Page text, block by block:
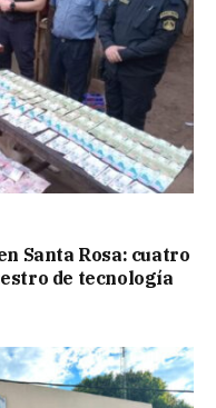
Santa Rosa: cuatro
de tecnología